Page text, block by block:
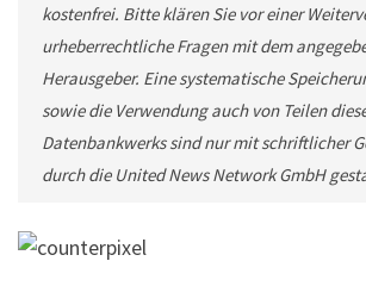
kostenfrei. Bitte klären Sie vor einer
urheberrechtliche Fragen mit dem
Herausgeber. Eine systematische
sowie die Verwendung auch von Teilen
Datenbankwerks sind nur mit schriftlicher
durch die United News Network GmbH